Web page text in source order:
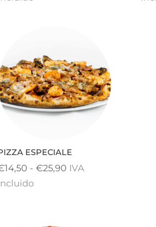
€25,90
ESPECIALE
14,50 - €25,90 Rango
IVA